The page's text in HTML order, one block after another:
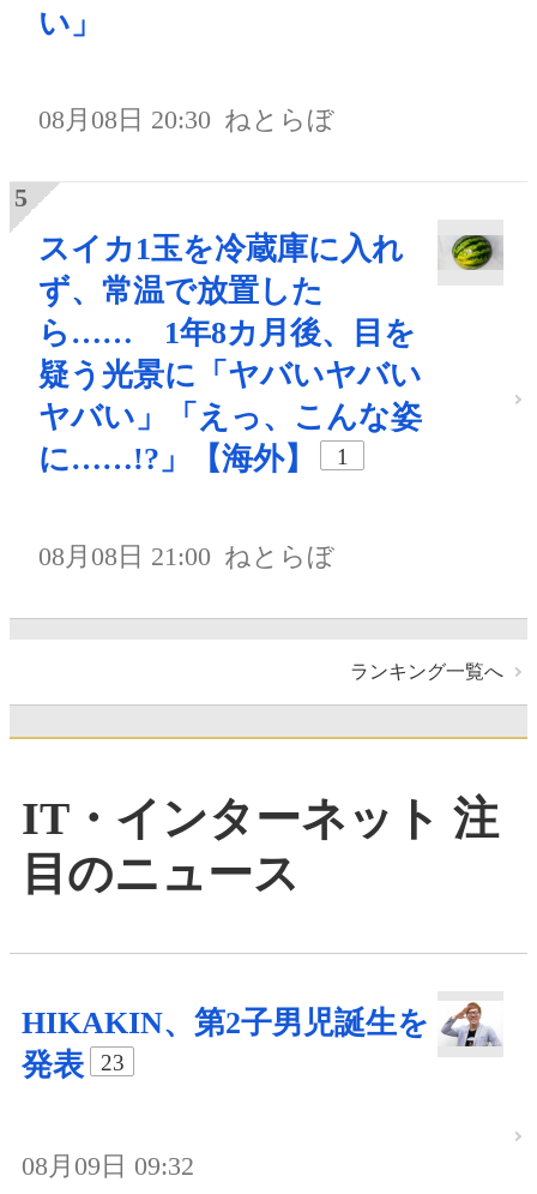
い」
08月08日 20:30 ねとらぼ
スイカ1玉を冷蔵庫に入れ
ず、常温で放置した
ら…… 1年8カ月後、目を
疑う光景に「ヤバいヤバい
ヤバい」「えっ、こんな姿
に……!?」【海外】
1
08月08日 21:00 ねとらぼ
ランキング一覧へ
IT・インターネット 注
目のニュース
HIKAKIN、第2子男児誕生を
発表
23
08月09日 09:32